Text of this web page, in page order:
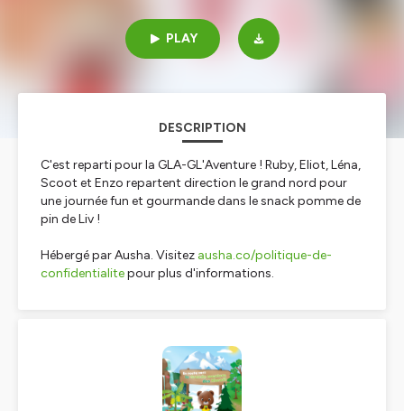
PLAY
DESCRIPTION
C'est reparti pour la GLA-GL'Aventure ! Ruby, Eliot, Léna,
Scoot et Enzo repartent direction le grand nord pour
une journée fun et gourmande dans le snack pomme de
pin de Liv !
Hébergé par Ausha. Visitez ausha.co/politique-de-
confidentialitepour plus d'informations.